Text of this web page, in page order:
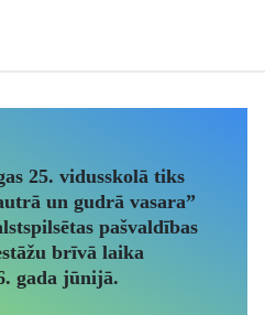
25. vidusskolā tiks
un gudrā vasara”
pašvaldības
brīvā laika
gada jūnijā.